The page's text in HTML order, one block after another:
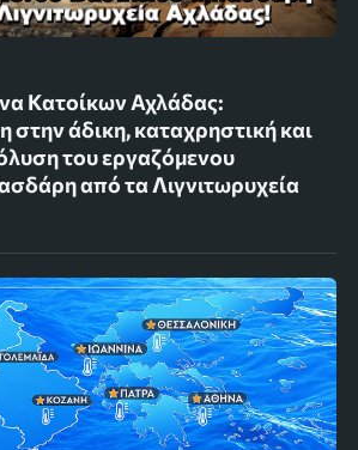
Κατοίκων Αχλάδας:
άδικη, καταχρηστική και
του εργαζόμενου
από τα Λιγνιτωρυχεία